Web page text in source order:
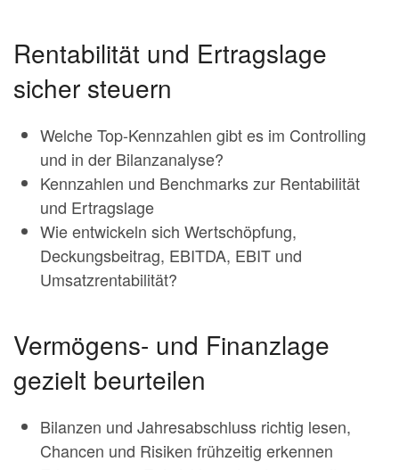
Rentabilität und Ertragslage
sicher steuern
Welche Top-Kennzahlen gibt es im Controlling
und in der Bilanzanalyse?
Kennzahlen und Benchmarks zur Rentabilität
und Ertragslage
Wie entwickeln sich Wertschöpfung,
Deckungsbeitrag, EBITDA, EBIT und
Umsatzrentabilität?
Vermögens- und Finanzlage
gezielt beurteilen
Bilanzen und Jahresabschluss richtig lesen,
Chancen und Risiken frühzeitig erkennen